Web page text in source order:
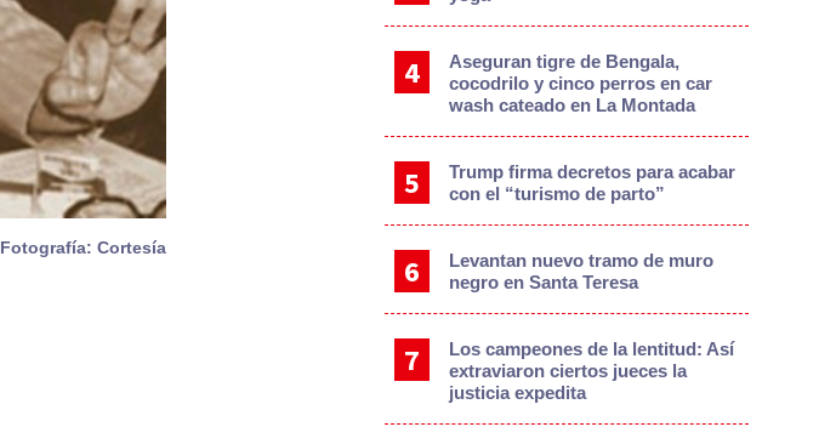
Fotografía: Cortesía
Aseguran tigre de Bengala,
cocodrilo y cinco perros en car
wash cateado en La Montada
Trump firma decretos para acabar
con el “turismo de parto”
Levantan nuevo tramo de muro
negro en Santa Teresa
Los campeones de la lentitud: Así
extraviaron ciertos jueces la
justicia expedita